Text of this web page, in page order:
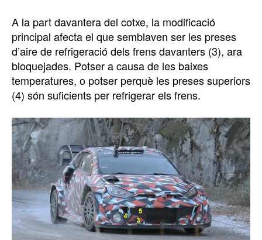
A la part davantera del cotxe, la modificació
principal afecta el que semblaven ser les preses
d’aire de refrigeració dels frens davanters (3), ara
bloquejades. Potser a causa de les baixes
temperatures, o potser perquè les preses superiors
(4) són suficients per refrigerar els frens.